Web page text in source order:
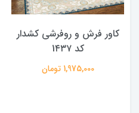
کاور فرش و روفرشی کشدار
کد 1۴۳۷
1,975,000 تومان